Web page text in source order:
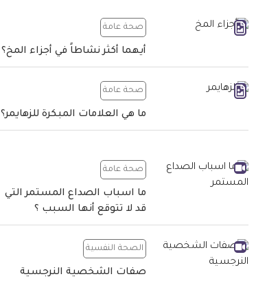
صحة عامة
أيهما أكثر نشاطاً في أجزاء المخ؟
صحة عامة
ما هي العلامات المبكرة للزهايمر؟
صحة عامة
ما اسباب الصداع المستمر التي
قد لا تتوقع أنها السبب ؟
الصحة النفسية
صفات الشخصية النرجسية